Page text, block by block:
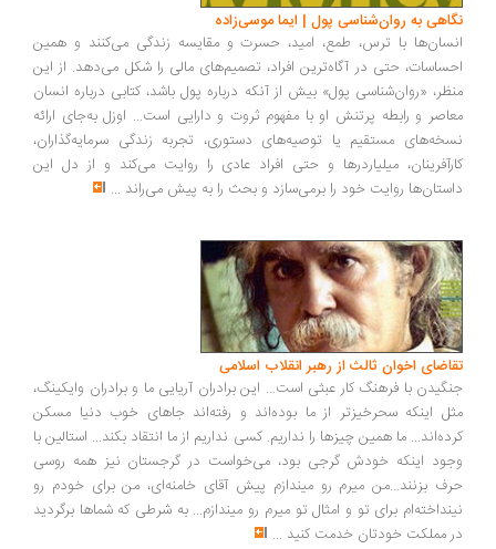
نگاهی به روان‌شناسی پول | ایما موسی‌زاده
انسان‌ها با ترس، طمع، امید، حسرت و مقایسه زندگی می‌کنند و همین
احساسات، حتی در آگاه‌ترین افراد، تصمیم‌های مالی را شکل می‌دهد. از این
منظر، «روان‌شناسی پول» بیش از آنکه درباره پول باشد، کتابی درباره انسان
معاصر و رابطه پرتنش او با مفهوم ثروت و دارایی است... اوزل به‌جای ارائه
نسخه‌های مستقیم یا توصیه‌های دستوری، تجربه زندگی سرمایه‌گذاران،
کارآفرینان، میلیاردرها و حتی افراد عادی را روایت می‌کند و از دل این
داستان‌ها روایت خود را برمی‌سازد و بحث را به پیش می‌راند ...
تقاضای اخوان ثالث از رهبر انقلاب اسلامی
جنگیدن با فرهنگ کار عبثی است... این برادران آریایی ما و برادران وایکینگ،
مثل اینکه سحرخیزتر از ما بوده‌اند و رفته‌اند جاهای خوب دنیا مسکن
کرده‌اند... ما همین چیزها را نداریم. کسی نداریم از ما انتقاد بکند... استالین با
وجود اینکه خودش گرجی بود، می‌خواست در گرجستان نیز همه روسی
حرف بزنند...من میرم رو میندازم پیش آقای خامنه‌ای، من برای خودم رو
نینداخته‌ام برای تو و امثال تو میرم رو میندازم... به شرطی که شماها برگردید
در مملکت خودتان خدمت کنید ...